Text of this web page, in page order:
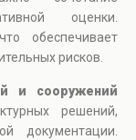
оценки.
обеспечивает
рисков.
и сооружений
решений,
документации.